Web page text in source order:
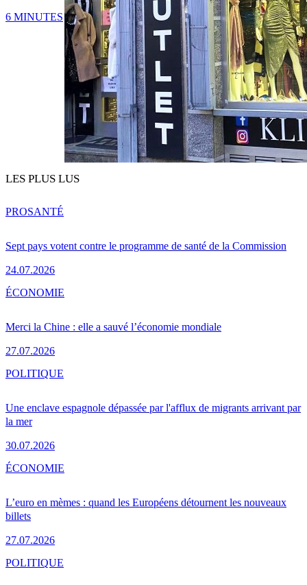
6 MINUTES
LES PLUS LUS
Sept pays votent contre le programme de santé de la Commission
24.07.2026
PROSANTÉ
Merci la Chine : elle a sauvé l’économie mondiale
27.07.2026
ÉCONOMIE
Une enclave espagnole dépassée par l'afflux de migrants arrivant par
la mer
30.07.2026
POLITIQUE
L’euro en mèmes : quand les Européens détournent les nouveaux
billets
27.07.2026
ÉCONOMIE
POLITIQUE